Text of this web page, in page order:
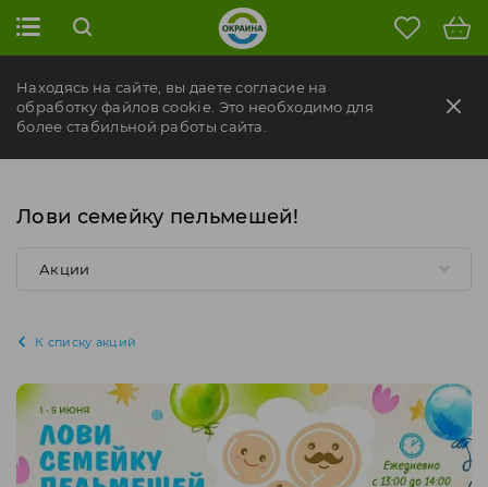
Находясь на сайте, вы даете согласие на
обработку файлов cookie. Это необходимо для
более стабильной работы сайта.
Лови семейку пельмешей!
Акции
К списку акций